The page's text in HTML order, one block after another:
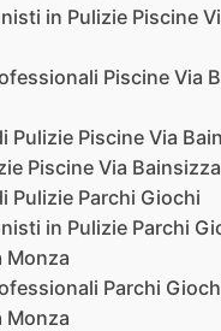
in Pulizie Piscine
Piscine Via
Pulizie Piscine Via
Piscine Via
Pulizie Parchi Giochi
in Pulizie Parchi
Monza
Parchi
Monza